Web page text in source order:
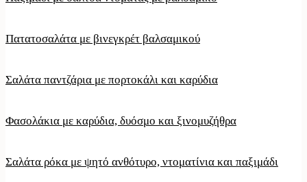
Πατατοσαλάτα με βινεγκρέτ βαλσαμικού
Σαλάτα παντζάρια με πορτοκάλι και καρύδια
Φασολάκια με καρύδια, δυόσμο και ξινομυζήθρα
Σαλάτα ρόκα με ψητό ανθότυρο, ντοματίνια και παξιμάδι